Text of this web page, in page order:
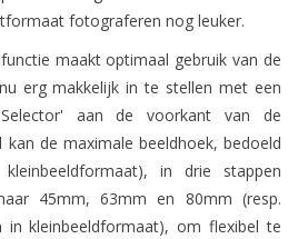
fotograferen nog leuker.
maakt optimaal gebruik van de
erg makkelijk in te stellen met een
Selector' aan de voorkant van de
de maximale beeldhoek, bedoeld
in drie stappen
45mm, 63mm en 80mm (resp.
kleinbeeldformaat), om flexibel te